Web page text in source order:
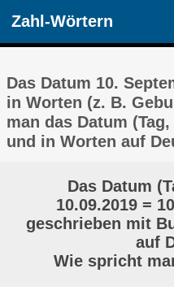
Zahl-Wörtern
Das Datum 10.
in Worten (z. B.
man das Datum
und in Worten auf
Das Datum
10.09.2019 =
geschrieben mit
auf
Wie spricht